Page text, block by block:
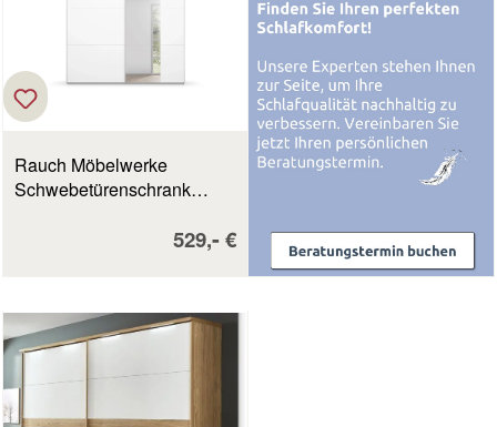
Rauch Möbelwerke
Schwebetürenschrank
Verkaufspreis:
529,- €